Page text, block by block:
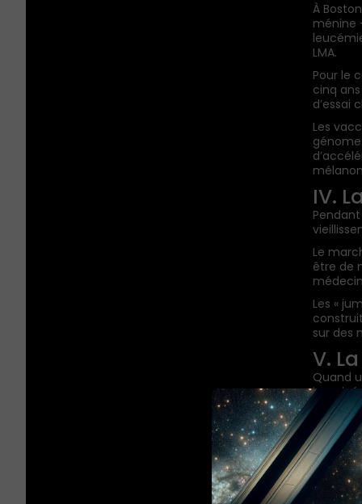
À
ménine
LMA.
Pour le
cinq
d’essai
Les
IV.
Le
être de
Les «
sur des
V.
Quand
— à qui
Hope
table.
«